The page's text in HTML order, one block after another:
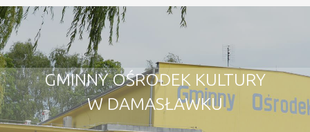
GMINNY OŚRODEK KULTURY
W DAMASŁAWKU